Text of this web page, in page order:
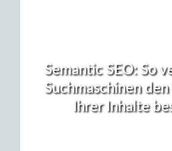
Semantic SEO: So
Suchmaschinen
Ihrer Inhalte